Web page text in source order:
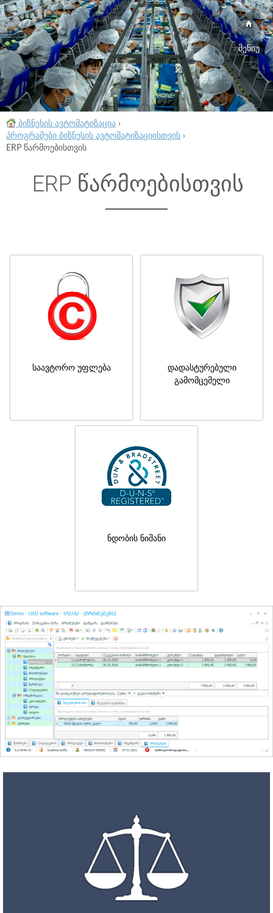
მენიუ
ბიზნესის ავტომატიზაცია ›
პროგრამები ბიზნესის ავტომატიზაციისთვის ›
ERP წარმოებისთვის
ERP წარმოებისთვის
საავტორო უფლება
დადასტურებული
გამომცემელი
ნდობის ნიშანი